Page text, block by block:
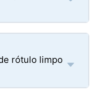
rótulo limpo